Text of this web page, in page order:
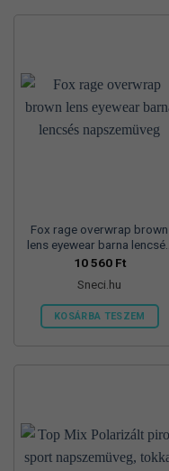
Fox rage overwrap brown
lens eyewear barna lencsés
napszemüveg
10 560 Ft
Sneci.hu
KOSÁRBA TESZEM